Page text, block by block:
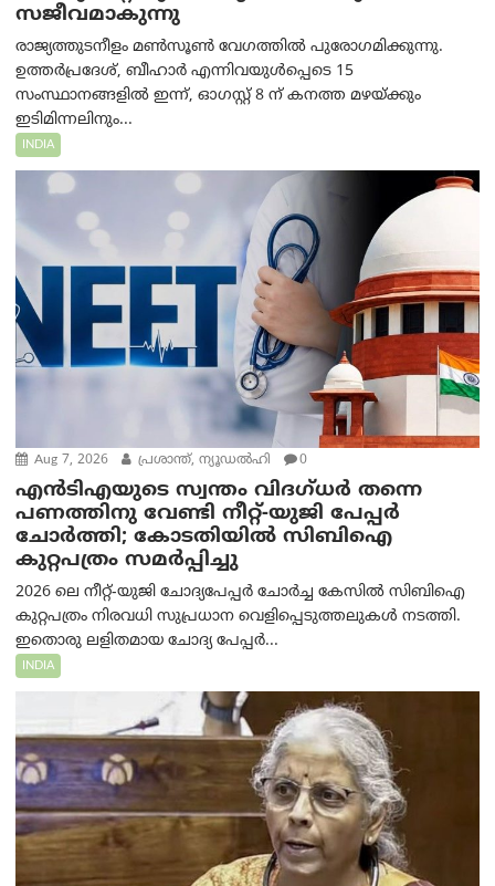
സജീവമാകുന്നു
രാജ്യത്തുടനീളം മൺസൂൺ വേഗത്തിൽ പുരോഗമിക്കുന്നു.
ഉത്തർപ്രദേശ്, ബീഹാർ എന്നിവയുൾപ്പെടെ 15
സംസ്ഥാനങ്ങളിൽ ഇന്ന്, ഓഗസ്റ്റ് 8 ന് കനത്ത മഴയ്ക്കും
ഇടിമിന്നലിനും...
INDIA
Aug 7, 2026 പ്രശാന്ത്, ന്യൂഡല്‍ഹി 0
എൻ‌ടി‌എയുടെ സ്വന്തം വിദഗ്ധർ തന്നെ
പണത്തിനു വേണ്ടി നീറ്റ്-യു‌ജി പേപ്പർ
ചോർത്തി; കോടതിയില്‍ സിബിഐ
കുറ്റപത്രം സമര്‍പ്പിച്ചു
2026 ലെ നീറ്റ്-യുജി ചോദ്യപേപ്പർ ചോർച്ച കേസിൽ സിബിഐ
കുറ്റപത്രം നിരവധി സുപ്രധാന വെളിപ്പെടുത്തലുകൾ നടത്തി.
ഇതൊരു ലളിതമായ ചോദ്യ പേപ്പർ...
INDIA